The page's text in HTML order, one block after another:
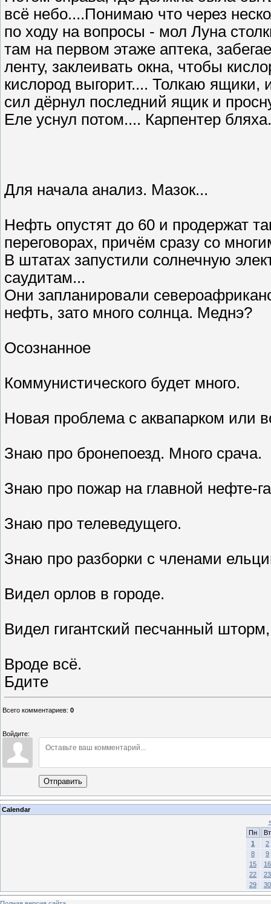
всё небо....Понимаю что через
по ходу на вопросы - мол Луна
там на первом этаже аптека,
ленту, заклеивать окна, чтобы
кислород выгорит.... Толкаю ящики,
сил дёрнул последний ящик и
Еле уснул потом.... Карпентер
Для начала анализ. Мазок...
Нефть опустят до 60 и продержат
переговорах, причём сразу со
В штатах запустили солнечную
саудитам...
Они запланировали
нефть, зато много солнца. Меднэ?
Осознанное
Коммунистического будет много.
Новая проблема с аквапарком или
Знаю про бронепоезд. Много срача.
Знаю про пожар на главной нефте-
Знаю про телеведущего.
Знаю про разборки с членами
Видел орлов в городе.
Видел гигантский песчанный
Вроде всё.
Бдите
Всего комментариев: 0
Войдите:
Отправить
Calendar
Пн
Вт
1
2
8
9
15
16
22
23
29
30